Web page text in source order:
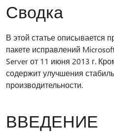
Сводка
В этой статье описывается
пакете исправлений
Server от 11 июня 2013 г.
содержит улучшения
производительности.
ВВЕДЕНИЕ